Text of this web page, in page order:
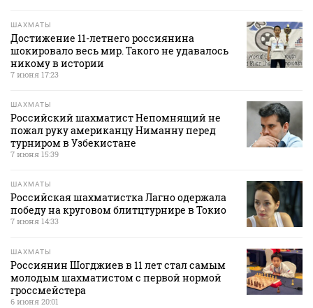
ШАХМАТЫ
Достижение 11-летнего россиянина
шокировало весь мир. Такого не удавалось
никому в истории
7 июня 17:23
ШАХМАТЫ
Российский шахматист Непомнящий не
пожал руку американцу Ниманну перед
турниром в Узбекистане
7 июня 15:39
ШАХМАТЫ
Российская шахматистка Лагно одержала
победу на круговом блитцтурнире в Токио
7 июня 14:33
ШАХМАТЫ
Россиянин Шогджиев в 11 лет стал самым
молодым шахматистом с первой нормой
гроссмейстера
6 июня 20:01